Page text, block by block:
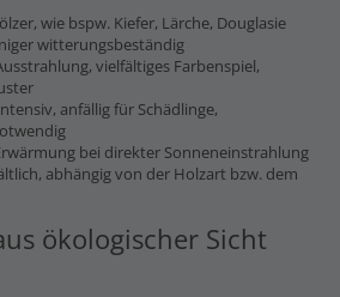
wie bspw. Kiefer, Lärche, Douglasie
witterungsbeständig
vielfältiges Farbenspiel,
anfällig für Schädlinge,
bei direkter Sonneneinstrahlung
abhängig von der Holzart bzw. dem
ökologischer Sicht